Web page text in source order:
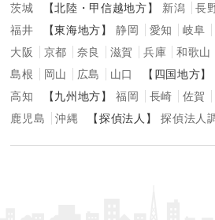
茨城
【北陸・甲信越地方】 新潟 長
福井
【東海地方】 静岡 愛知 岐阜
大阪
京都 奈良 滋賀 兵庫 和歌山
島根
岡山 広島 山口 【四国地方】
高知
【九州地方】 福岡 長崎 佐賀
鹿児島
沖縄 【探偵法人】 探偵法人